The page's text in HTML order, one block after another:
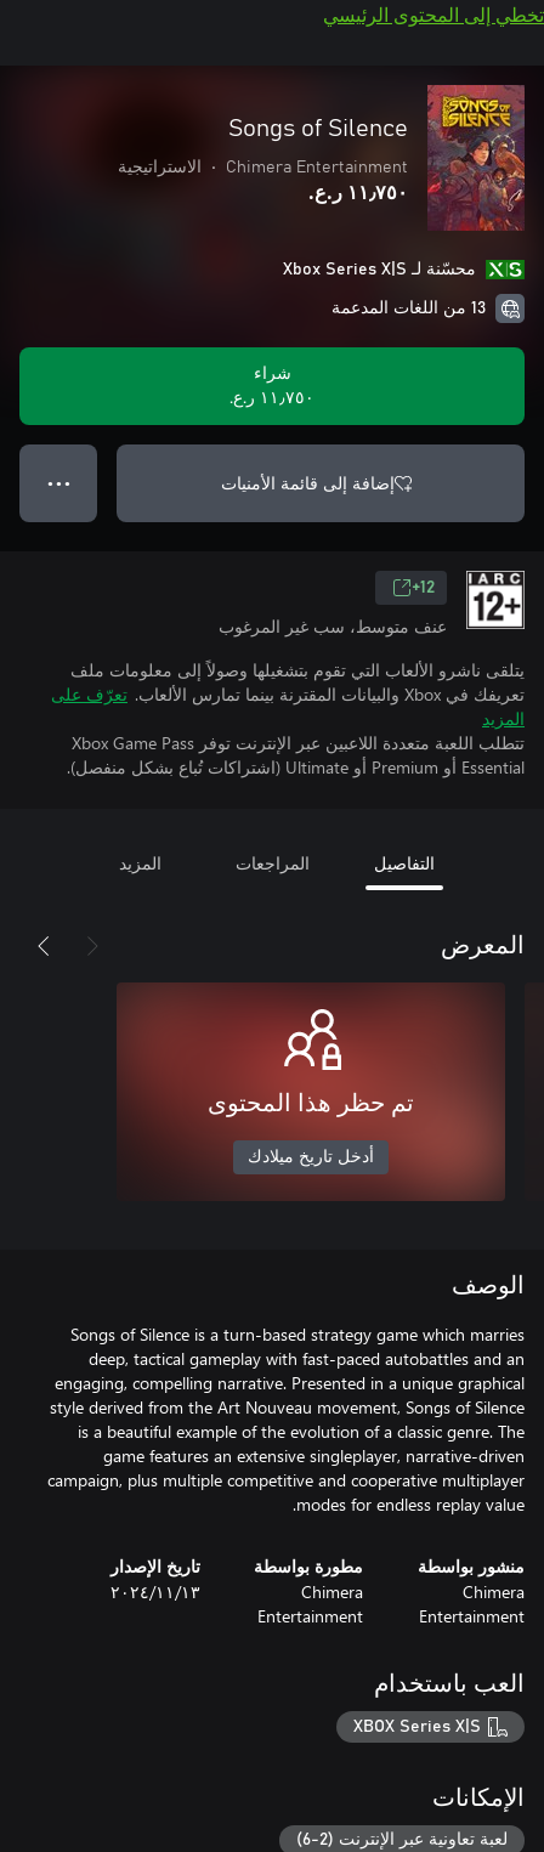
تخطي إلى المحتوى الرئيسي
Songs of Silence
Chimera Entertainment
• الاستراتيجية
١١٫٧٥٠ ر.ع.‏
محسّنة لـ Xbox Series X|S
13 من اللغات المدعمة
شراء
١١٫٧٥٠ ر.ع.‏
إضافة إلى قائمة الأمنيات ● ● ●
12+
عنف متوسط، سب غير المرغوب
يتلقى ناشرو الألعاب التي تقوم بتشغيلها وصولاً إلى معلومات ملف
تعريفك في Xbox والبيانات المقترنة بينما تمارس الألعاب.
تعرّف على
المزيد
تتطلب اللعبة متعددة اللاعبين عبر الإنترنت توفر Xbox Game Pass
Essential أو Premium أو Ultimate (اشتراكات تُباع بشكل منفصل).
التفاصيل المراجعات المزيد
المعرض
تم حظر هذا المحتوى
أدخل تاريخ ميلادك
الوصف
Songs of Silence is a turn-based strategy game which marries
deep, tactical gameplay with fast-paced autobattles and an
engaging, compelling narrative. Presented in a unique graphical
style derived from the Art Nouveau movement, Songs of Silence
is a beautiful example of the evolution of a classic genre. The
game features an extensive singleplayer, narrative-driven
campaign, plus multiple competitive and cooperative multiplayer
modes for endless replay value.
منشور بواسطة
Chimera
Entertainment
مطورة بواسطة
Chimera
Entertainment
تاريخ الإصدار
١٣‏/١١‏/٢٠٢٤
العب باستخدام
XBOX Series X|S
الإمكانات
لعبة تعاونية عبر الإنترنت (2-6)